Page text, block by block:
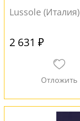
Lussole (Италия)
2 631 ₽